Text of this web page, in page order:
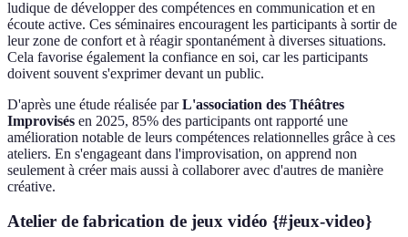
ludique de développer des compétences en communication et en
écoute active. Ces séminaires encouragent les participants à sortir de
leur zone de confort et à réagir spontanément à diverses situations.
Cela favorise également la confiance en soi, car les participants
doivent souvent s'exprimer devant un public.
D'après une étude réalisée parL'association des Théâtres
Improvisés en 2025, 85% des participants ont rapporté une
amélioration notable de leurs compétences relationnelles grâce à ces
ateliers. En s'engageant dans l'improvisation, on apprend non
seulement à créer mais aussi à collaborer avec d'autres de manière
créative.
Atelier de fabrication de jeux vidéo {#jeux-video}